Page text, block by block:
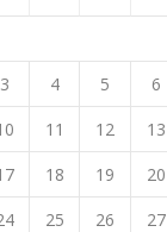
3
4 5 6
11 12 13
18 19 20
25 26 27